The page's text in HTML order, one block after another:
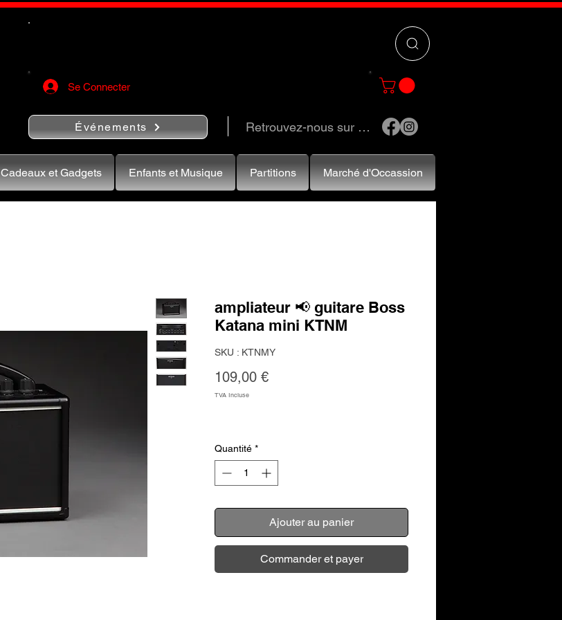
Se Connecter
Événements Retrouvez-nous sur …
ampliateur 📢 guitare Boss
Katana mini KTNM
SKU : KTNMY
109,00 €Prix
TVA Incluse
Quantité *
Ajouter au panier
Commander et payer
Cadeaux et Gadgets Enfants et Musique Partitions Marché d'Occassion